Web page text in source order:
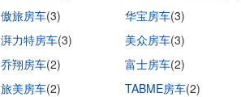
傲旅房车(3) 华宝房车(3)
湃力特房车(3) 美众房车(3)
乔翔房车(2) 富士房车(2)
旅美房车(2) TABME房车(2)